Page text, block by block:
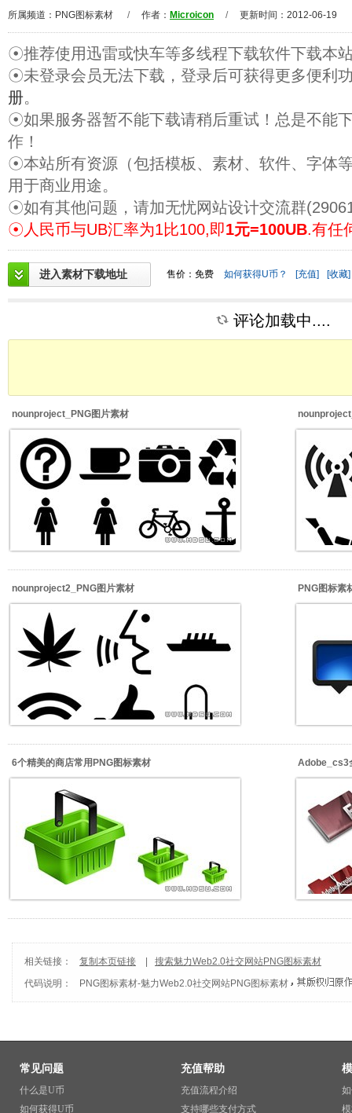
所属频道： PNG图标素材 / 作者： Microicon / 更新时间：2012-06-19
☉推荐使用迅雷或快车等多线程下载软件下载本
☉未登录会员无法下载，登录后可获得更多便利
册。
☉如果服务器暂不能下载请稍后重试！总是不能
作！
☉本站所有资源（包括模板、素材、软件、字体
用于商业用途。
☉如有其他问题，请加无忧网站设计交流群
☉人民币与UB汇率为1比100,即1元=100UB.有任
进入素材下载地址 售价：免费 如何获得U币？ [充值] [收藏]
评论加载中....
nounproject_PNG图片素材
nounproject2_PNG图片素材 PNG图标素
6个精美的商店常用PNG图标素材 Adobe_cs3
相关链接： 复制本页链接
搜索魅力Web2.0社交网站PNG图标素材
代码说明：
PNG图标素材-魅力Web2.0社交网站PNG图标素材
常见问题
什么是U币
如何获得U币
充值帮助
充值流程介绍
支持哪些支付方式